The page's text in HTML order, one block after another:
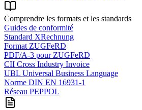
Comprendre les formats et les standards
Guides de conformité
Standard XRechnung
Format ZUGFeRD
PDF/A-3 pour ZUGFeRD
CII Cross Industry Invoice
UBL Universal Business Language
Norme DIN EN 16931-1
Réseau PEPPOL